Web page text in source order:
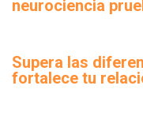
neurociencia
Supera las
fortalece tu